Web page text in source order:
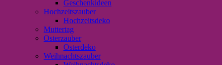
Geschenkideen
Hochzeitszauber
Hochzeitsdeko
Muttertag
Osterzauber
Osterdeko
Weihnachtszauber